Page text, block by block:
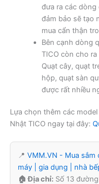
đưa ra các
đảm bảo sẽ tạo
mua cẩn thận
Bên cạnh dòng
TICO còn cho
Quạt cây, quạt
hộp, quạt sàn
được rất nhiều
Lựa chọn thêm các
Nhật TICO ngay tại đây:
📍 VMM.VN - Mua sắm
máy | gia dụng | nhà
🏠 Địa chỉ: Số 13